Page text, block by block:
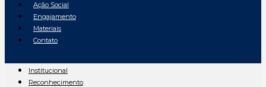
Ação Social
Engajamento
Materiais
Contato
Institucional
Reconhecimento